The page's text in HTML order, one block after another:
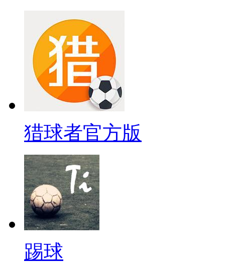
猎球者官方版
踢球